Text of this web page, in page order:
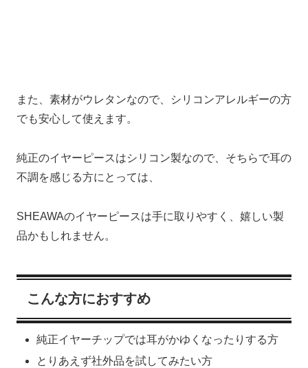
また、素材がウレタンなので、シリコンアレルギーの方
でも安心して使えます。
純正のイヤーピースはシリコン製なので、そちらで耳の
不調を感じる方にとっては、
SHEAWAのイヤーピースは手に取りやすく、嬉しい製
品かもしれません。
こんな方におすすめ
純正イヤーチップでは耳がかゆくなったりする方
とりあえず社外品を試してみたい方